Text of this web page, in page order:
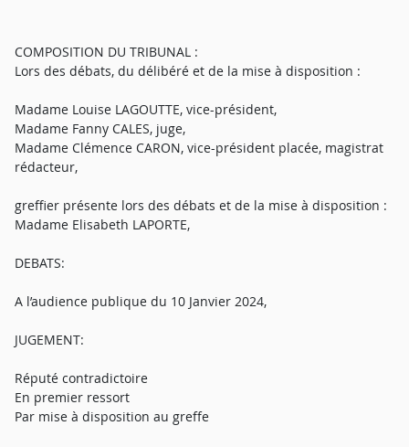
COMPOSITION DU TRIBUNAL :
Lors des débats, du délibéré et de la mise à disposition :
Madame Louise LAGOUTTE, vice-président,
Madame Fanny CALES, juge,
Madame Clémence CARON, vice-président placée, magistrat
rédacteur,
greffier présente lors des débats et de la mise à disposition :
Madame Elisabeth LAPORTE,
DEBATS:
A l’audience publique du 10 Janvier 2024,
JUGEMENT:
Réputé contradictoire
En premier ressort
Par mise à disposition au greffe